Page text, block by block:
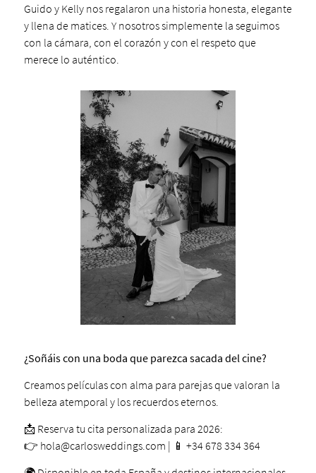
Guido y Kelly nos regalaron una historia honesta, elegante
y llena de matices. Y nosotros simplemente la seguimos
con la cámara, con el corazón y con el respeto que
merece lo auténtico.
¿Soñáis con una boda que parezca sacada del cine?
Creamos películas con alma para parejas que valoran la
belleza atemporal y los recuerdos eternos.
📩 Reserva tu cita personalizada para 2026:
👉 hola@carlosweddings.com | 📱 +34 678 334 364